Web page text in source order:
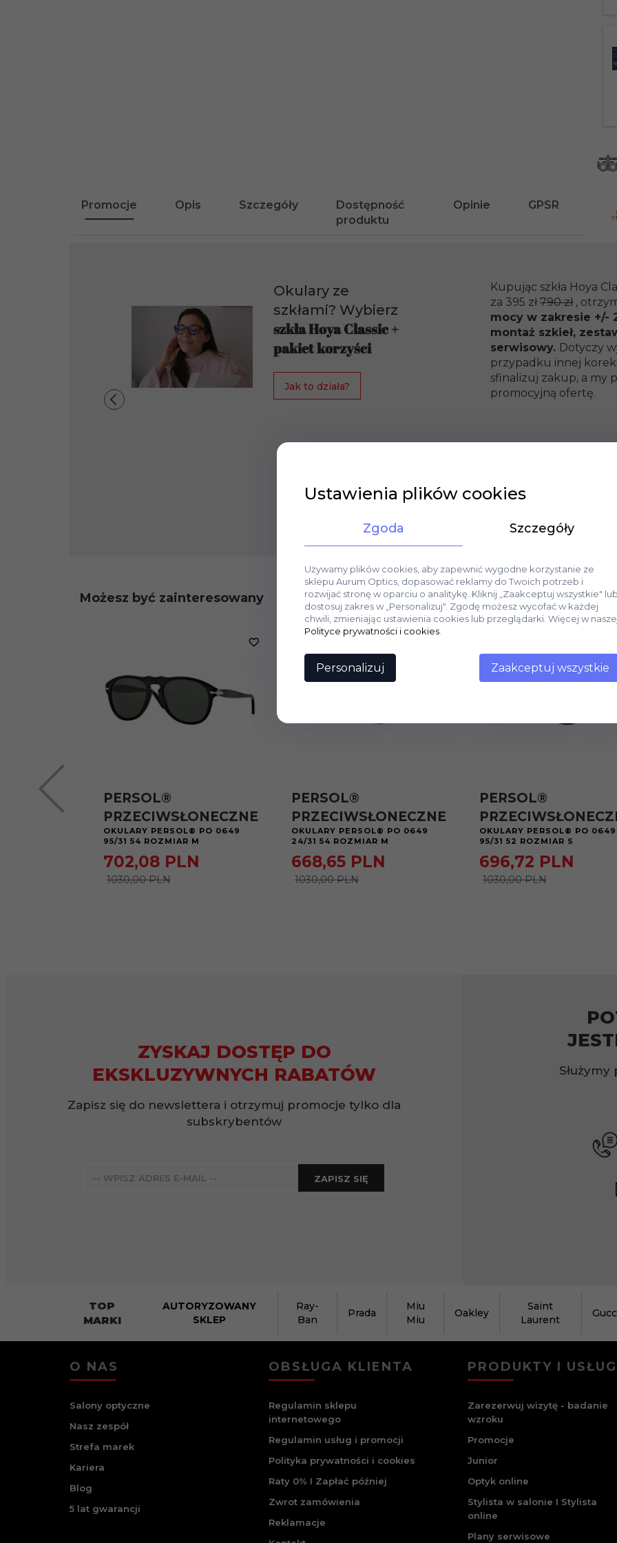
Promocje Opis Szczegóły
Dostępność
produktu
Opinie GPSR
Okulary ze
szkłami? Wybierz
szkła Hoya Classic +
pakiet korzyści
Jak to działa?
Kupując szkła Hoya
za 395 zł790 zł ,
mocy w zakresie +/-
montaż szkieł,
serwisowy. Dotyczy
przypadku innej
sfinalizuj zakup, a my
promocyjną ofertę.
Możesz być zainteresowany
PERSOL®
PRZECIWSŁONECZNE
OKULARY PERSOL® PO 0649
95/31 54 ROZMIAR M
702,08 PLN
1030,00 PLN
PERSOL®
PRZECIWSŁONECZNE
OKULARY PERSOL® PO 0649
24/31 54 ROZMIAR M
668,65 PLN
1030,00 PLN
PERSOL®
OKULARY PERSOL® PO 0649
95/31 52 ROZMIAR S
696,72 PLN
1030,00 PLN
ZYSKAJ DOSTĘP DO
EKSKLUZYWNYCH RABATÓW
Zapisz się do newslettera i otrzymuj promocje tylko dla
subskrybentów
ZAPISZ SIĘ
TOP
MARKI
AUTORYZOWANY
SKLEP
Ray-
Ban
Prada
Miu
Miu
Oakley
Saint
Laurent
O NAS
Salony optyczne
Nasz zespół
Strefa marek
Kariera
Blog
5 lat gwarancji
OBSŁUGA KLIENTA
Regulamin sklepu
internetowego
Regulamin usług i promocji
Polityka prywatności i cookies
Raty 0% I Zapłać później
Zwrot zamówienia
Reklamacje
PRODUKTY I
Zarezerwuj wizytę - badanie
wzroku
Promocje
Junior
Optyk online
Stylista w salonie I Stylista
online
Plany serwisowe
Ustawienia plików cookies
Zgoda Szczegóły
Używamy plików cookies, aby zapewnić wygodne korzystanie ze
sklepu Aurum Optics, dopasować reklamy do Twoich potrzeb i
rozwijać stronę w oparciu o analitykę. Kliknij „Zaakceptuj wszystkie" lub
dostosuj zakres w „Personalizuj". Zgodę możesz wycofać w każdej
chwili, zmieniając ustawienia cookies lub przeglądarki. Więcej w
Polityce prywatności i cookies
Personalizuj Zaakceptuj wszystkie